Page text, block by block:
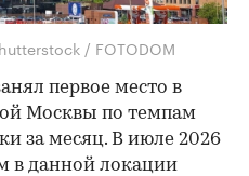
/ FOTODOM
первое место в
Москвы по темпам
за месяц. В июле 2026
в данной локации